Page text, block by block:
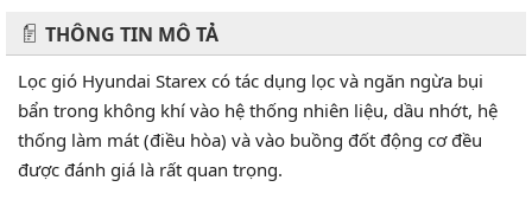
THÔNG TIN MÔ TẢ
Lọc gió Hyundai Starex có tác dụng lọc và ngăn ngừa bụi
bẩn trong không khí vào hệ thống nhiên liệu, dầu nhớt, hệ
thống làm mát (điều hòa) và vào buồng đốt động cơ đều
được đánh giá là rất quan trọng.